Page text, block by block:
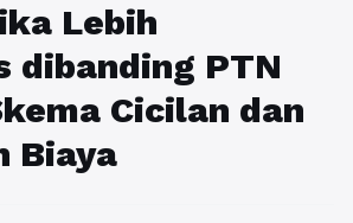
Lebih
dibanding PTN
Cicilan dan
Biaya